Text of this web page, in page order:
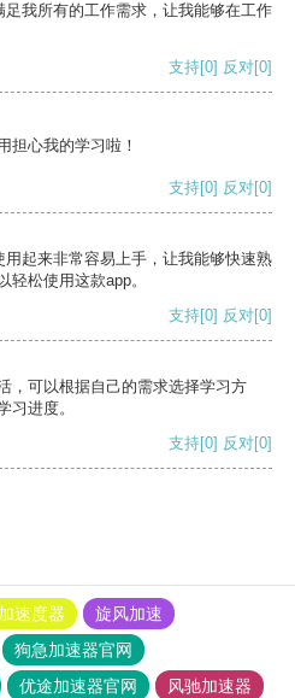
我所有的工作需求，让我能够在工作
支持[0] 反对[0]
担心我的学习啦！
支持[0] 反对[0]
起来非常容易上手，让我能够快速熟
轻松使用这款app。
支持[0] 反对[0]
，可以根据自己的需求选择学习方
习进度。
支持[0] 反对[0]
速度器
旋风加速
狗急加速器官网
优途加速器官网 风驰加速器